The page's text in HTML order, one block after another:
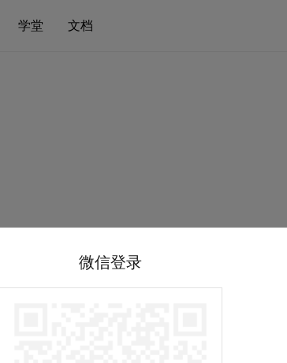
学堂 文档
微信登录